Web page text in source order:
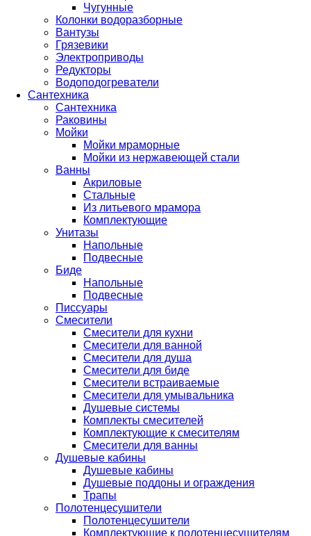
Чугунные
Колонки водоразборные
Вантузы
Грязевики
Электроприводы
Редукторы
Водоподогреватели
Сантехника
Сантехника
Раковины
Мойки
Мойки мраморные
Мойки из нержавеющей стали
Ванны
Акриловые
Стальные
Из литьевого мрамора
Комплектующие
Унитазы
Напольные
Подвесные
Биде
Напольные
Подвесные
Писсуары
Смесители
Смесители для кухни
Смесители для ванной
Смесители для душа
Смесители для биде
Смесители встраиваемые
Смесители для умывальника
Душевые системы
Комплекты смесителей
Комплектующие к смесителям
Смесители для ванны
Душевые кабины
Душевые кабины
Душевые поддоны и ограждения
Трапы
Полотенцесушители
Полотенцесушители
Комплектующие к полотенцесушителям